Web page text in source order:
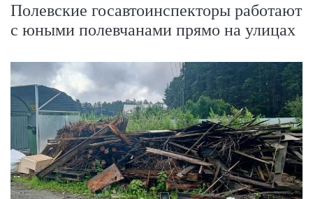
Полевские госавтоинспекторы работают
с юными полевчанами прямо на улицах